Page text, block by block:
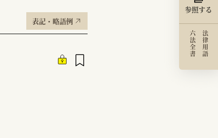
表記・略語例
参照する
法律用語
六法全書